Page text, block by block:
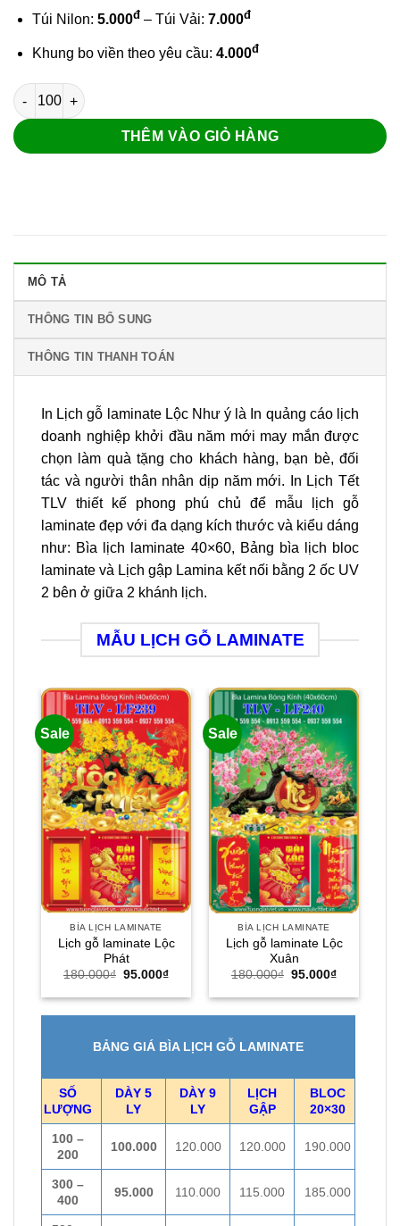
Túi Nilon: 5.000đ – Túi Vải: 7.000đ
Khung bo viền theo yêu cầu: 4.000đ
Lịch gỗ laminate Lộc Như ý số lượng
THÊM VÀO GIỎ HÀNG
MÔ TẢ
THÔNG TIN BỔ SUNG
THÔNG TIN THANH TOÁN
In Lịch gỗ laminate Lộc Như ý là In quảng cáo lịch
doanh nghiệp khởi đầu năm mới may mắn được
chọn làm quà tặng cho khách hàng, bạn bè, đối
tác và người thân nhân dịp năm mới. In Lịch Tết
TLV thiết kế phong phú chủ để mẫu lịch gỗ
laminate đẹp với đa dạng kích thước và kiểu dáng
như: Bìa lịch laminate 40×60, Bảng bìa lịch bloc
laminate và Lịch gập Lamina kết nối bằng 2 ốc UV
2 bên ở giữa 2 khánh lịch.
MẪU LỊCH GỖ LAMINATE
Sale
BÌA LỊCH LAMINATE
Lịch gỗ laminate Lộc
Phát
180.000₫ Giá
là:
95.000₫Giá
tại
Sale
BÌA LỊCH LAMINATE
Lịch gỗ laminate Lộc
Xuân
180.000₫ Giá
là:
95.000₫Giá
tại
BẢNG GIÁ BÌA LỊCH GỖ LAMINATE
SỐ
LƯỢNG
DÀY 5
LY
DÀY 9
LY
LỊCH
GẬP
BLOC
20×30
100 –
200
100.000 120.000 120.000 190.000
300 –
400
95.000 110.000 115.000 185.000